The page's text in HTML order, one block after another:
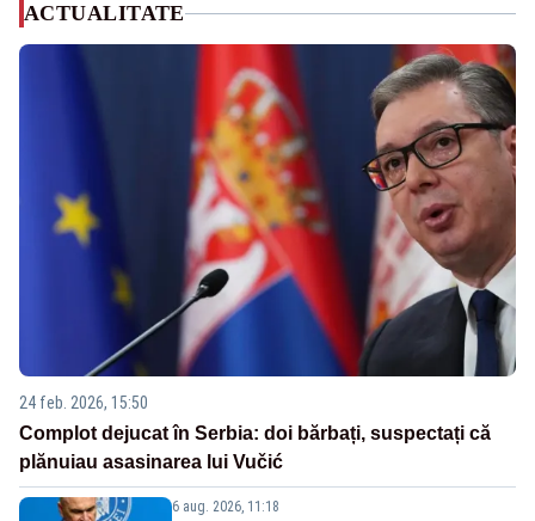
ACTUALITATE
24 feb. 2026, 15:50
Complot dejucat în Serbia: doi bărbați, suspectați că
plănuiau asasinarea lui Vučić
6 aug. 2026, 11:18